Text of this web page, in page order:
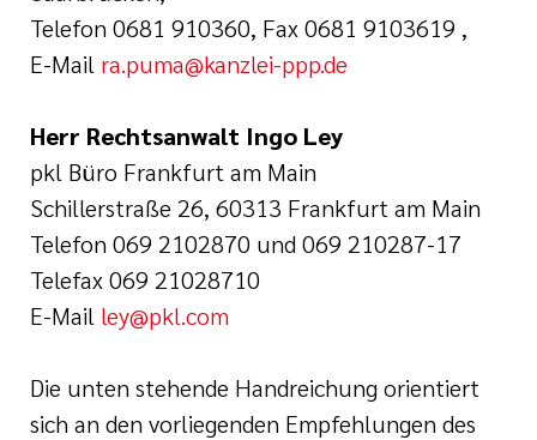
Telefon 0681 910360, Fax 0681 9103619 ,
E-Mail ra.puma@kanzlei-ppp.de
Herr Rechtsanwalt Ingo Ley
pkl Büro Frankfurt am Main
Schillerstraße 26, 60313 Frankfurt am Main
Telefon 069 2102870 und 069 210287-17
Telefax 069 21028710
E-Mail ley@pkl.com
Die unten stehende Handreichung orientiert
sich an den vorliegenden Empfehlungen des